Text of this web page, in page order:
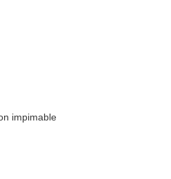
impimable